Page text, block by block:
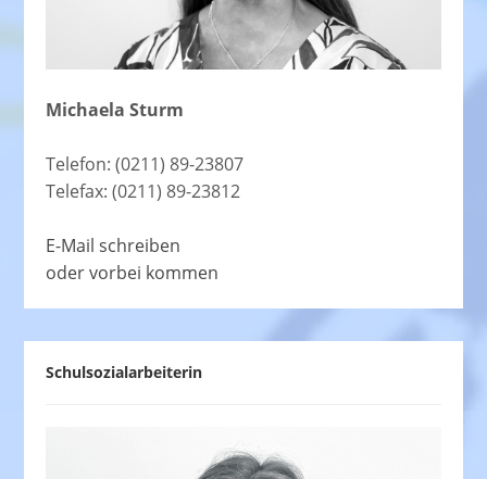
Michaela Sturm
Telefon: (0211) 89-23807
Telefax: (0211) 89-23812
E-Mail schreiben
oder vorbei kommen
Schulsozialarbeiterin